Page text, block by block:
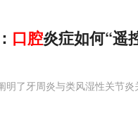
口腔炎症如何“遥
明了牙周炎与类风湿性关节